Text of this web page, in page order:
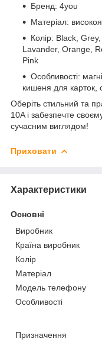
Бренд: 4you
Матеріал:
Колір: Black,
Lavander, Orange,
Pink
Особливості:
кишеня для карток,
Оберіть стильний та
10A і забезпечте
сучасним виглядом!
Приховати
Характеристики
Основні
Виробник
Країна виробник
Колір
Матеріал
Модель телефону
Особливості
Призначення